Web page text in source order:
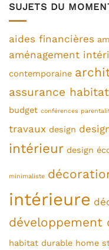
SUJETS DU
aides financières
aménagement
contemporaine
assurance
budget conférences
travaux design
intérieur design
minimaliste
intérieure
développement
habitat durable home